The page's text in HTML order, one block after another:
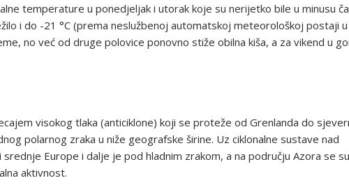
temperature u ponedjeljak i utorak koje su nerijetko bile u minusu
i do -21 °C (prema neslužbenoj automatskoj meteorološkoj postaji u
no već od druge polovice ponovno stiže obilna kiša, a za vikend u
visokog tlaka (anticiklone) koji se proteže od Grenlanda do
polarnog zraka u niže geografske širine. Uz ciklonalne sustave nad
Europe i dalje je pod hladnim zrakom, a na području Azora se
aktivnost.